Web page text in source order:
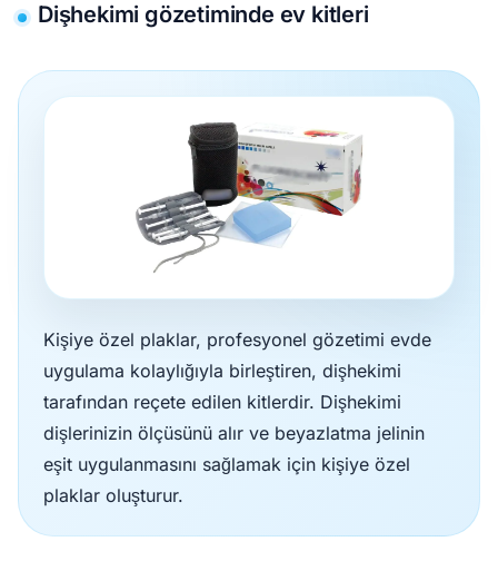
Dişhekimi gözetiminde ev kitleri
Kişiye özel plaklar, profesyonel gözetimi evde
uygulama kolaylığıyla birleştiren, dişhekimi
tarafından reçete edilen kitlerdir. Dişhekimi
dişlerinizin ölçüsünü alır ve beyazlatma jelinin
eşit uygulanmasını sağlamak için kişiye özel
plaklar oluşturur.